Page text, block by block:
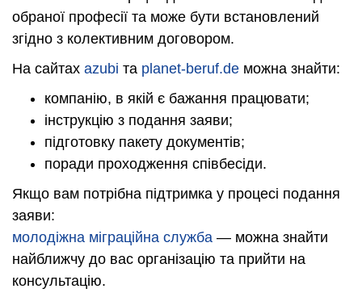
обраної професії та може бути встановлений
згідно з колективним договором.
На сайтах azubi та planet-beruf.de можна знайти:
компанію, в якій є бажання працювати;
інструкцію з подання заяви;
підготовку пакету документів;
поради проходження співбесіди.
Якщо вам потрібна підтримка у процесі подання
заяви:
молодіжна міграційна служба — можна знайти
найближчу до вас організацію та прийти на
консультацію.